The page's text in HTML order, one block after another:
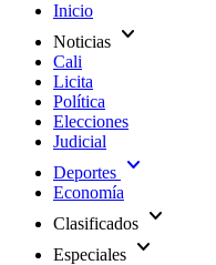
Inicio
Noticias expand_more
Cali
Licita
Política
Elecciones
Judicial
Deportes expand_more
Economía
Clasificados expand_more
Especiales expand_more